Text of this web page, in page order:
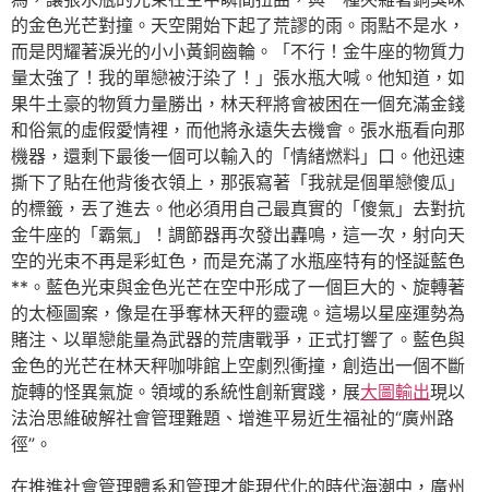
的金色光芒對撞。天空開始下起了荒謬的雨。雨點不是水，
而是閃耀著淚光的小小黃銅齒輪。「不行！金牛座的物質力
量太強了！我的單戀被汙染了！」張水瓶大喊。他知道，如
果牛土豪的物質力量勝出，林天秤將會被困在一個充滿金錢
和俗氣的虛假愛情裡，而他將永遠失去機會。張水瓶看向那
機器，還剩下最後一個可以輸入的「情緒燃料」口。他迅速
撕下了貼在他背後衣領上，那張寫著「我就是個單戀傻瓜」
的標籤，丟了進去。他必須用自己最真實的「傻氣」去對抗
金牛座的「霸氣」！調節器再次發出轟鳴，這一次，射向天
空的光束不再是彩虹色，而是充滿了水瓶座特有的怪誕藍色
**。藍色光束與金色光芒在空中形成了一個巨大的、旋轉著
的太極圖案，像是在爭奪林天秤的靈魂。這場以星座運勢為
賭注、以單戀能量為武器的荒唐戰爭，正式打響了。藍色與
金色的光芒在林天秤咖啡館上空劇烈衝撞，創造出一個不斷
旋轉的怪異氣旋。領域的系統性創新實踐，展大圖輸出現以
法治思維破解社會管理難題、增進平易近生福祉的“廣州路
徑”。
在推進社會管理體系和管理才能現代化的時代海潮中，廣州